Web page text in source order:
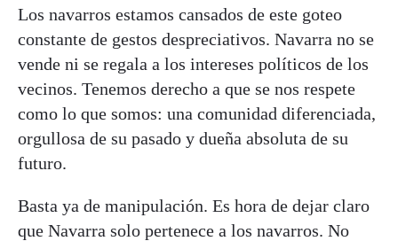
Los navarros estamos cansados de este goteo
constante de gestos despreciativos. Navarra no se
vende ni se regala a los intereses políticos de los
vecinos. Tenemos derecho a que se nos respete
como lo que somos: una comunidad diferenciada,
orgullosa de su pasado y dueña absoluta de su
futuro.
Basta ya de manipulación. Es hora de dejar claro
que Navarra solo pertenece a los navarros. No